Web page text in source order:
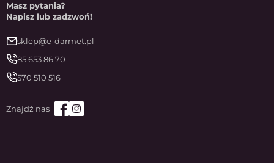
Masz pytania?
Napisz lub zadzwoń!
sklep@e-darmet.pl
85 653 86 70
570 510 516